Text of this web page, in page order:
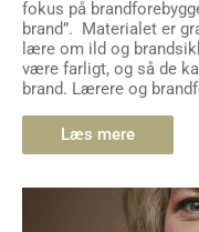
fokus på
brand”. Materialet er
lære om ild og
være farligt, og så de
brand. Lærere og
Læs mere